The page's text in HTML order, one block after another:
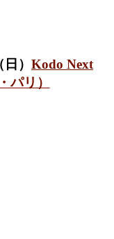
） Kodo Next
パリ）